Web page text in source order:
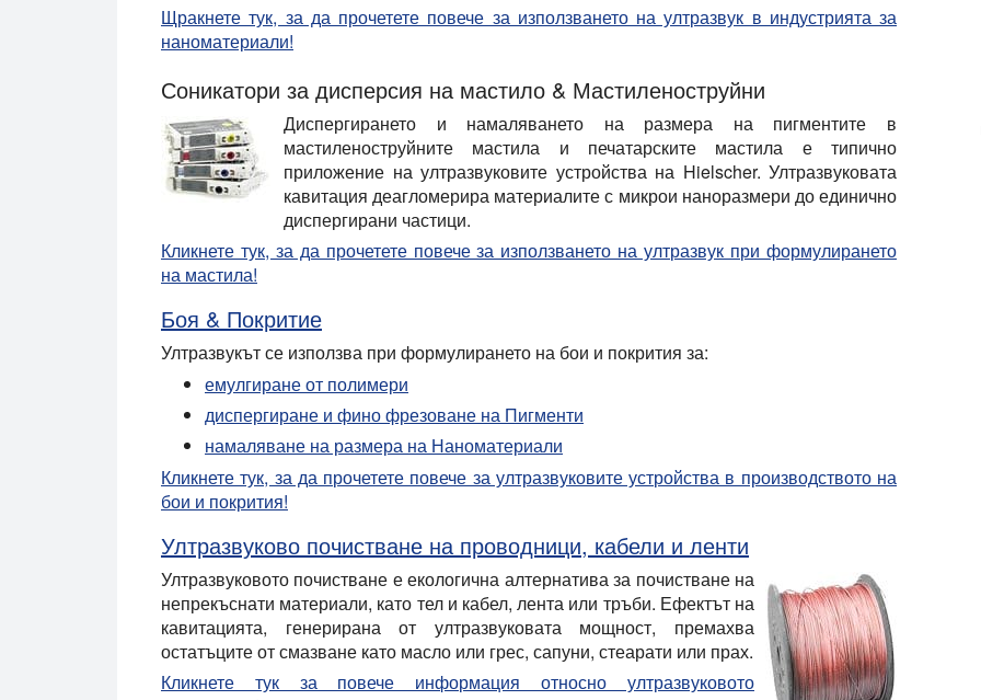
Щракнете тук, за да прочетете повече за използването на ултразвук в индустрията за
наноматериали!
Соникатори за дисперсия на мастило & Мастиленоструйни
Диспергирането и намаляването на размера на пигментите в
мастиленоструйните мастила и печатарските мастила е типично
приложение на ултразвуковите устройства на Hielscher. Ултразвуковата
кавитация деагломерира материалите с микрои наноразмери до единично
диспергирани частици.
Кликнете тук, за да прочетете повече за използването на ултразвук при формулирането
на мастила!
Боя & Покритие
Ултразвукът се използва при формулирането на бои и покрития за:
емулгиранеот полимери
диспергиране и фино фрезоване на Пигменти
намаляване на размера на Наноматериали
Кликнете тук, за да прочетете повече за ултразвуковите устройства в производството на
бои и покрития!
Ултразвуково почистване на проводници, кабели и ленти
Ултразвуковото почистване е екологична алтернатива за почистване на
непрекъснати материали, като тел и кабел, лента или тръби. Ефектът на
кавитацията, генерирана от ултразвуковата мощност, премахва
остатъците от смазване като масло или грес, сапуни, стеарати или прах.
Кликнете тук за повече информация относно ултразвуковото